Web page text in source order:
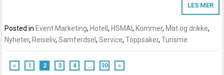
LES MER
Posted in Event Marketing, Hotell, HSMAI, Kommer, Mat og drikke,
Nyheter, Reiseliv,Samferdsel,Service,Toppsaker,Turisme
« 1 2 3 4 … 30 »